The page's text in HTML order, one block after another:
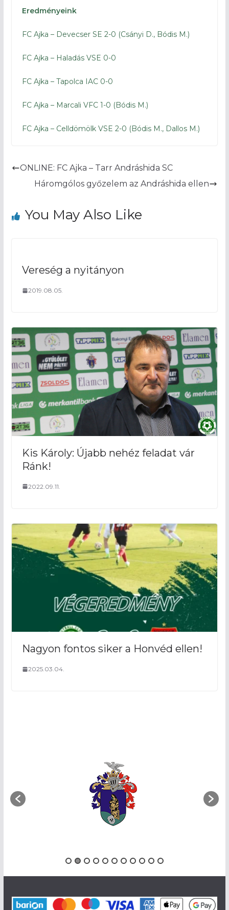
Eredményeink
FC Ajka – Devecser SE 2-0 (Csányi D., Bódis M.)
FC Ajka – Haladás VSE 0-0
FC Ajka – Tapolca IAC 0-0
FC Ajka – Marcali VFC 1-0 (Bódis M.)
FC Ajka – Celldömölk VSE 2-0 (Bódis M., Dallos M.)
ONLINE: FC Ajka – Tarr Andráshida SC
Háromgólos győzelem az Andráshida ellen
You May Also Like
Vereség a nyitányon
2019.08.05.
Kis Károly: Újabb nehéz feladat vár
Ránk!
2022.09.11.
Nagyon fontos siker a Honvéd ellen!
2025.03.04.